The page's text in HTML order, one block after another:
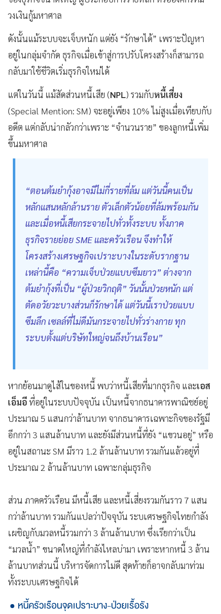
วงเงินกู้มหาศาล
ดังนั้นแม้ระบบจะเจ็บหนัก แต่ยัง “รักษาได้” เพราะปัญหา
อยู่ในกลุ่มจำกัด ธุรกิจเมื่อเข้าสู่การปรับโครงสร้างก็สามารถ
กลับมาใช้ชีวิตเริ่มธุรกิจใหม่ได้
แต่ในวันนี้ แม้สัดส่วนหนี้เสีย (NPL) รวมกับหนี้เสี่ยง
(Special Mention: SM) จะอยู่เพียง 10% ไม่สูงเมื่อเทียบกับ
อดีต แต่กลับน่ากลัวกว่าเพราะ “จำนวนราย” ของลูกหนี้เพิ่ม
ขึ้นมหาศาล
“ตอนต้มยำกุ้งอาจมีไม่กี่รายที่ล้ม แต่วันนี้คนเป็น
หลักแสนหลักล้านราย ตัวเล็กตัวน้อยที่ล้มพร้อมกัน
และเมื่อหนี้เสียกระจายไปทั่วทั้งระบบ ทั้งภาค
ธุรกิจรายย่อย SME และครัวเรือน จึงทำให้
โครงสร้างเศรษฐกิจเปราะบางในระดับรากฐาน
เหล่านี้คือ “ความเจ็บป่วยแบบซึมยาว” ต่างจาก
ต้มยำกุ้งที่เป็น “ผู้ป่วยวิกฤติ” วันนั้นป่วยหนัก แต่
ตัดอวัยวะบางส่วนก็รักษาได้ แต่วันนี้เราป่วยแบบ
ซึมลึก เซลล์ที่ไม่ดีมันกระจายไปทั่วร่างกาย ทุก
ระบบตั้งแต่บริษัทใหญ่จนถึงบ้านเรือน”
หากย้อนมาดูไส้ในของหนี้ พบว่าหนี้เสียที่มากธุรกิจ และเอส
เอ็มอี ที่อยู่ในระบบปัจจุบัน เป็นหนี้จากธนาคารพาณิชย์อยู่
ประมาณ 5 แสนกว่าล้านบาท จากธนาคารเฉพาะกิจของรัฐมี
อีกกว่า 3 แสนล้านบาท และยังมีส่วนหนี้ที่ยัง “แขวนอยู่” หรือ
อยู่ในสถานะ SM มีราว 1.2 ล้านล้านบาท รวมกันแล้วอยู่ที่
ประมาณ 2 ล้านล้านบาท เฉพาะกลุ่มธุรกิจ
ส่วน ภาคครัวเรือน มีหนี้เสีย และหนี้เสี่ยงรวมกันราว 7 แสน
กว่าล้านบาท รวมกันแปลว่าปัจจุบัน ระบเศรษฐกิจไทยกำลัง
เผชิญกับมวลหนี้รวมกว่า 3 ล้านล้านบาท ซึ่งเรียกว่าเป็น
“มวลน้ำ” ขนาดใหญ่ที่กำลังไหลบ่ามา เพราะหากหนี้ 3 ล้าน
ล้านบาทส่วนนี้ บริหารจัดการไม่ดี สุดท้ายก็อาจกลับมาท่วม
ทั้งระบบเศรษฐกิจได้
หนี้ครัวเรือนจุดเปราะบาง-ป่วยเรื้อรัง